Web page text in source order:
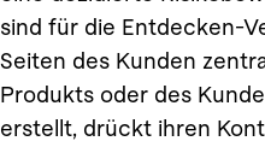
sind für die Entdecken-
Seiten des Kunden
Produkts oder des
erstellt, drückt ihren